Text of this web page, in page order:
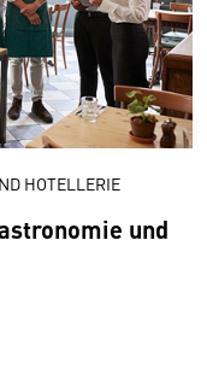
HOTELLERIE
und